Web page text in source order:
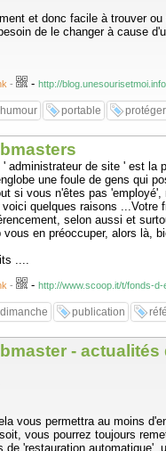
et donc facile à trouver
de le changer à cause
- - http://
humour portable protéger
administrateur de site ' est
une foule de gens qui
si vous n'êtes pas
quelques raisons
selon aussi et
en préoccuper, alors là,
....
- - http://www.scoop.it/t/fonds-
dimanche publication
- actualités
vous permettra au moins
vous pourrez toujours
'restauration